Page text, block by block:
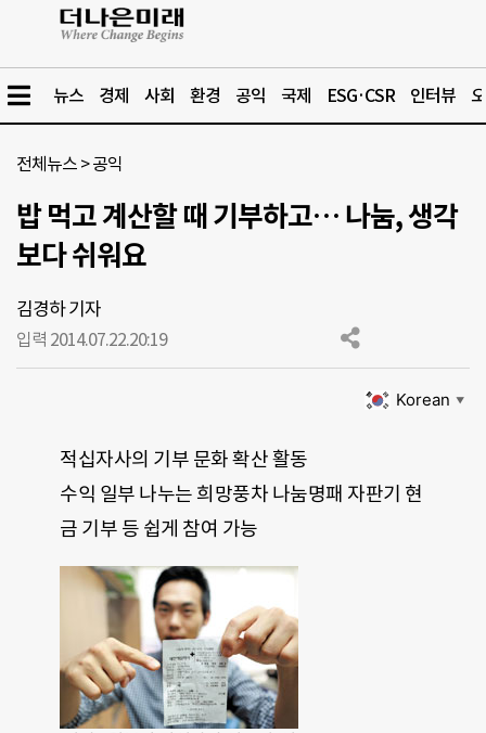
뉴스 경제 사회 환경 공익 국제 ESG·CSR 인터뷰
전체뉴스 >공익
밥 먹고 계산할 때 기부하고… 나눔, 생각
보다 쉬워요
김경하 기자
입력 2014.07.22.20:19
Korean ▼
적십자사의 기부 문화 확산 활동
수익 일부 나누는 희망풍차 나눔명패 자판기 현
금 기부 등 쉽게 참여 가능